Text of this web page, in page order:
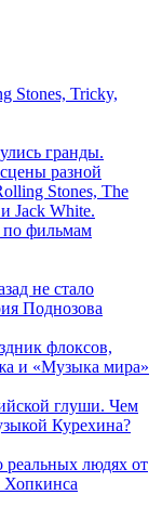
Stones, Tricky,
гранды.
разной
Stones, The
Jack White.
по фильмам
не стало
Поднозова
флоксов,
и «Музыка мира»
глуши. Чем
Курехина?
реальных людях от
Хопкинса